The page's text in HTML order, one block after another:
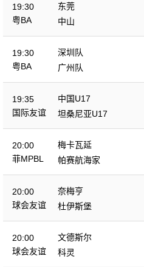
19:30
粤BA
东莞
中山
19:30
粤BA
深圳队
广州队
19:35
国际友谊
中国U17
坦桑尼亚U17
20:00
菲MPBL
梅卡瓦延
帕赛航海家
20:00
球会友谊
奈梅亨
杜伊斯堡
20:00
球会友谊
文德斯尔
科灵